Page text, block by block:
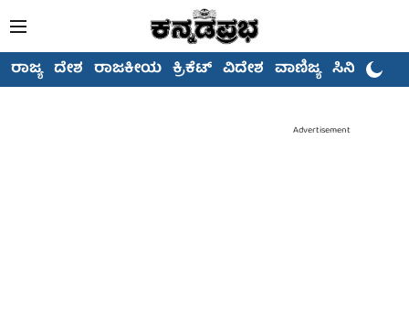
ರಾಜ್ಯ ದೇಶ ರಾಜಕೀಯ ಕ್ರಿಕೆಟ್ ವಿದೇಶ ವಾಣಿಜ್ಯ ಸಿನಿಮಾ
Advertisement